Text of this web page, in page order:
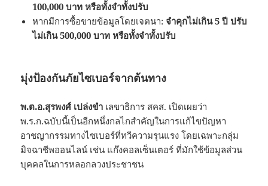
100,000 บาท หรือทั้งจำทั้งปรับ
หากมีการซื้อขายข้อมูลโดยเจตนา:จำคุกไม่เกิน 5 ปี ปรับ
ไม่เกิน 500,000 บาท หรือทั้งจำทั้งปรับ
มุ่งป้องกันภัยไซเบอร์จากต้นทาง
พ.ต.อ.สุรพงศ์ เปล่งขำ เลขาธิการ สคส. เปิดเผยว่า
พ.ร.ก.ฉบับนี้เป็นอีกหนึ่งกลไกสำคัญในการแก้ไขปัญหา
อาชญากรรมทางไซเบอร์ที่ทวีความรุนแรง โดยเฉพาะกลุ่ม
มิจฉาชีพออนไลน์ เช่น แก๊งคอลเซ็นเตอร์ ที่มักใช้ข้อมูลส่วน
บุคคลในการหลอกลวงประชาชน